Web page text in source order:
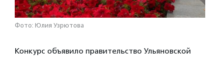
Фото: Юлия Узрютова
Конкурс объявило правительство Ульяновской